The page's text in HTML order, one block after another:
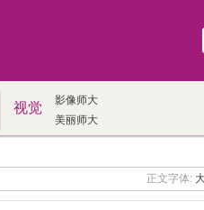
视觉
影像师大
美丽师大
正文字体: